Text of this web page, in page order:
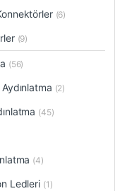
(6)
(9)
(56)
(2)
(45)
(4)
Ledleri (1)